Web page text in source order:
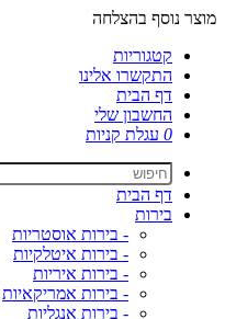
מוצר נוסף בהצלחה
קטגוריות
התקשרו אלינו
דף הבית
החשבון שלי
0 עגלת קניות
דף הבית
בירות
- בירות אוסטריות
- בירות איטלקיות
- בירות איריות
- בירות אמריקאיות
- בירות אנגליות